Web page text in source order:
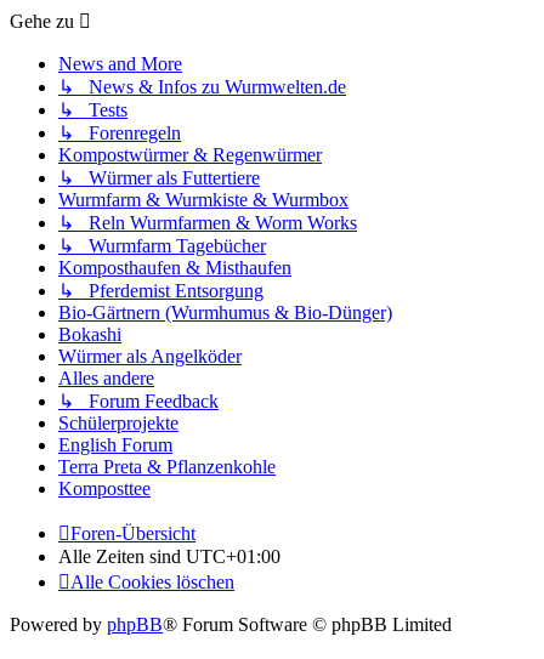
Gehe zu
News and More
↳ News & Infos zu Wurmwelten.de
↳ Tests
↳ Forenregeln
Kompostwürmer & Regenwürmer
↳ Würmer als Futtertiere
Wurmfarm & Wurmkiste & Wurmbox
↳ Reln Wurmfarmen & Worm Works
↳ Wurmfarm Tagebücher
Komposthaufen & Misthaufen
↳ Pferdemist Entsorgung
Bio-Gärtnern (Wurmhumus & Bio-Dünger)
Bokashi
Würmer als Angelköder
Alles andere
↳ Forum Feedback
Schülerprojekte
English Forum
Terra Preta & Pflanzenkohle
Komposttee
Foren-Übersicht
Alle Zeiten sind UTC+01:00
Alle Cookies löschen
Powered by phpBB® Forum Software © phpBB Limited